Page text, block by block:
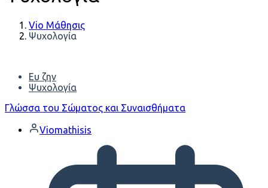
Vio Μάθησις
Ψυχολογία
Ευ ζην
Ψυχολογία
Γλώσσα του Σώματος και Συναισθήματα
Viomathisis